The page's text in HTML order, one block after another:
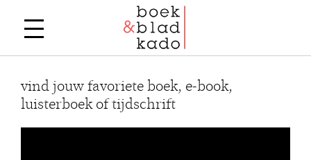
vind jouw favoriete boek, e-book,
luisterboek of tijdschrift